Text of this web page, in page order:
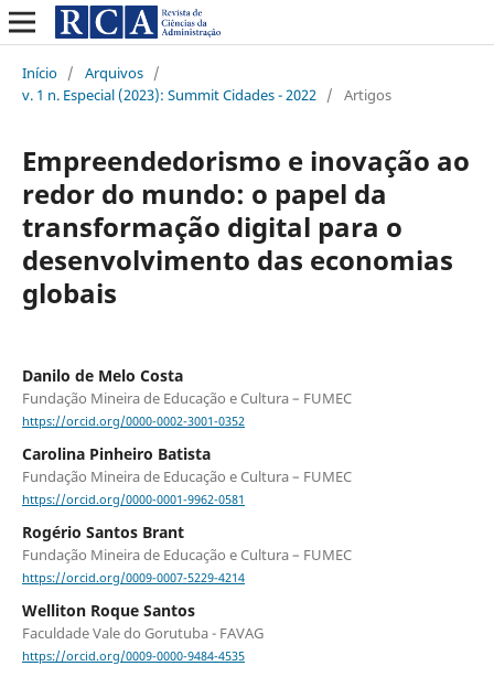
Início / Arquivos /
v. 1 n. Especial (2023): Summit Cidades - 2022 / Artigos
Empreendedorismo e inovação ao
redor do mundo: o papel da
transformação digital para o
desenvolvimento das economias
globais
Danilo de Melo Costa
Fundação Mineira de Educação e Cultura – FUMEC
https://orcid.org/0000-0002-3001-0352
Carolina Pinheiro Batista
Fundação Mineira de Educação e Cultura – FUMEC
https://orcid.org/0000-0001-9962-0581
Rogério Santos Brant
Fundação Mineira de Educação e Cultura – FUMEC
https://orcid.org/0009-0007-5229-4214
Welliton Roque Santos
Faculdade Vale do Gorutuba - FAVAG
https://orcid.org/0009-0000-9484-4535